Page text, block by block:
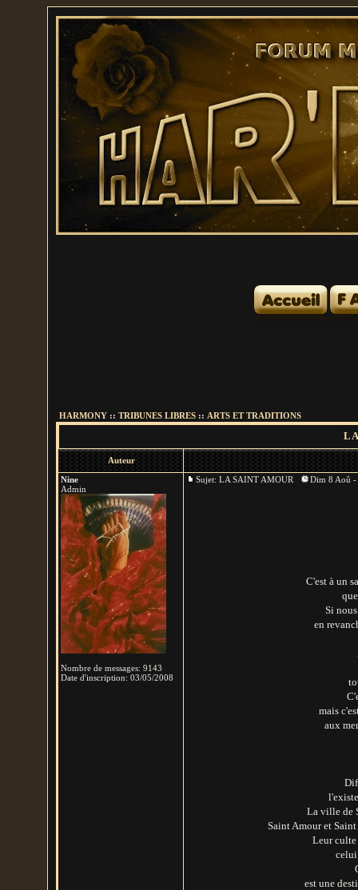
HARMONY :: TRIBUNES LIBRES :: ARTS ET TRADITIONS
Auteur
Nine
Admin
Nombre de messages: 9143
Date d'inscription: 03/05/2008
Sujet: LA SAINT AMOUR Dim 8 Aoû -
C'est à un
Si
en
mais
aux
La ville de
Saint Amour et
Leur culte
celui
est une